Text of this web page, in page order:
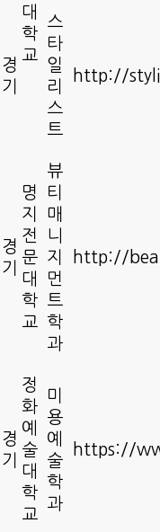
대
학
교
경
기
스
타
일
리
스
트
http://
경
기
명
지
전
문
대
학
교
뷰
티
매
니
지
먼
트
학
과
http://
경
기
정
화
예
술
대
학
교
미
용
예
술
학
과
https://